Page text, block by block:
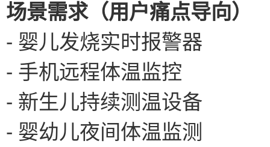
场景需求（用户痛点导向）
- 婴儿发烧实时报警器
- 手机远程体温监控
- 新生儿持续测温设备
- 婴幼儿夜间体温监测